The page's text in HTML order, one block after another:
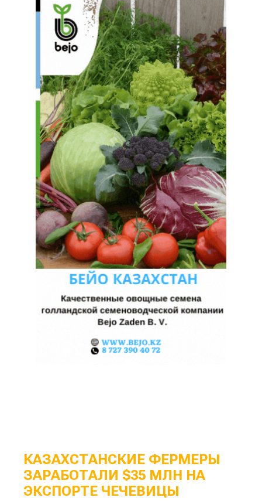
КАЗАХСТАНСКИЕ ФЕРМЕРЫ
ЗАРАБОТАЛИ $35 МЛН НА
ЭКСПОРТЕ ЧЕЧЕВИЦЫ